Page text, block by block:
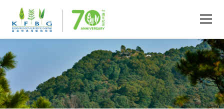
植物園和自然保育區